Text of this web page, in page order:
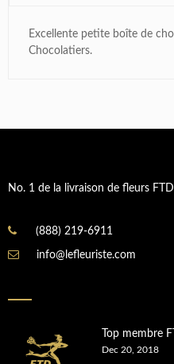
Excellente petite boîte de
Chocolatiers.
No. 1 de la livraison de fleurs
(888) 219-6911
info@lefleuriste.com
Top membre
Dec 20, 2018